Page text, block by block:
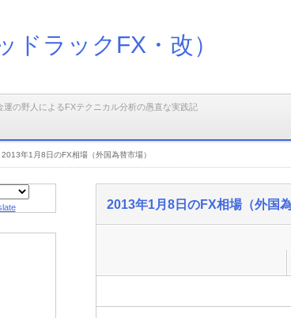
ドラックFX・改）
運の野人によるFXテクニカル分析の愚直な実践記
2013年1月8日のFX相場（外国為替市場）
2013年1月8日のFX相場（外国為